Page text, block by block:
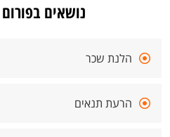
נושאים
הלנת שכר
הרעת תנאים